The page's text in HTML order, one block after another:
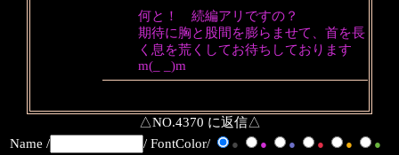
何と！ 続編アリですの？
期待に胸と股間を膨らませて、首を長
く息を荒くしてお待ちしております
m(_ _)m
△NO.4370 に返信△
Name /
/ FontColor/ ● ● ● ● ●
●